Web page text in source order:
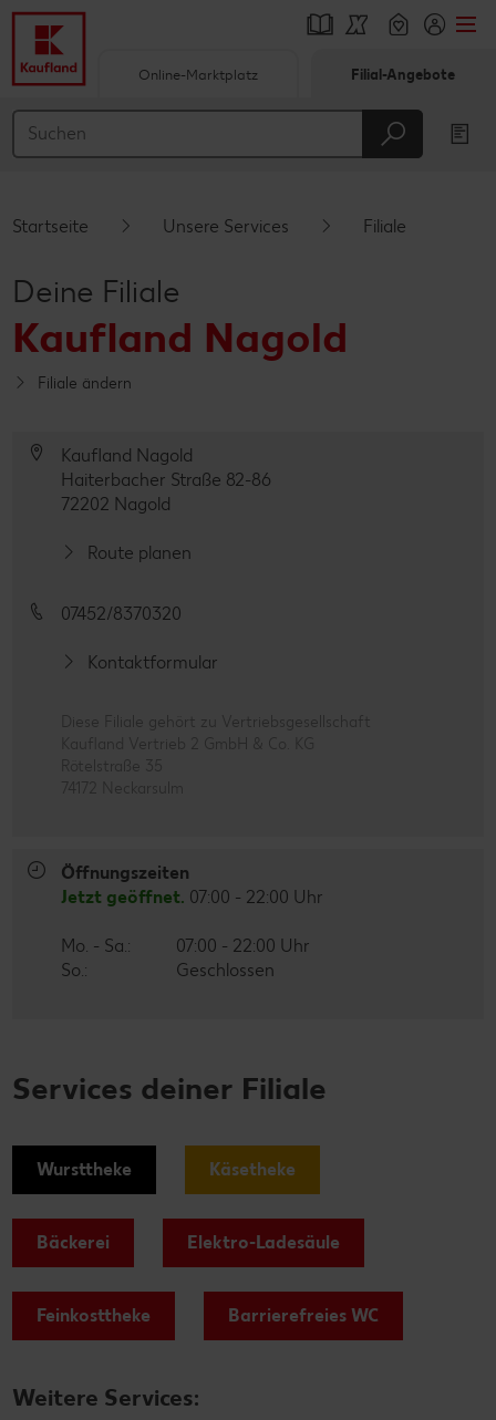
Hauptinhalt
Online-Marktplatz Filial-Angebote
Startseite Unsere Services Filiale
Deine Filiale
Kaufland Nagold
Filiale ändern
Kaufland Nagold
Haiterbacher Straße 82-86
72202 Nagold
Route planen
07452/8370320
Kontaktformular
Diese Filiale gehört zu Vertriebsgesellschaft
Kaufland Vertrieb 2 GmbH & Co. KG
Rötelstraße 35
74172 Neckarsulm
Öffnungszeiten
Jetzt geöffnet. 07:00 - 22:00 Uhr
Mo. - Sa.:
07:00 - 22:00 Uhr
So.:
Geschlossen
Services deiner Filiale
Wursttheke Käsetheke
Bäckerei Elektro-Ladesäule
Feinkosttheke Barrierefreies WC
Weitere Services: